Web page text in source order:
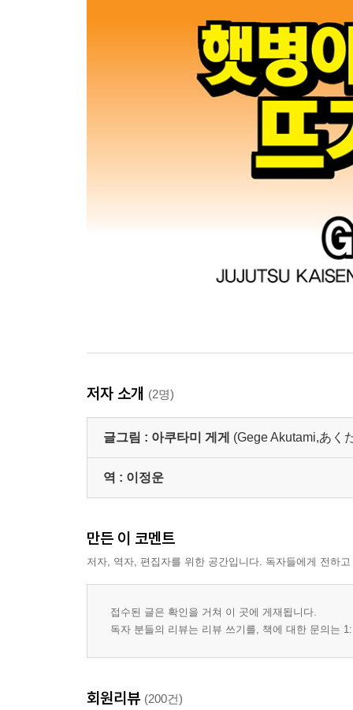
저자 소개 (2명)
글그림 : 아쿠타미 게게 (Gege Akutami,あく
역 : 이정운
만든 이 코멘트
저자, 역자, 편집자를 위한 공간입니다. 독자들에게 전하
접수된 글은 확인을 거쳐 이 곳에 게재됩니다.
독자 분들의 리뷰는 리뷰 쓰기를, 책에 대한 문의는
회원리뷰 (200건)